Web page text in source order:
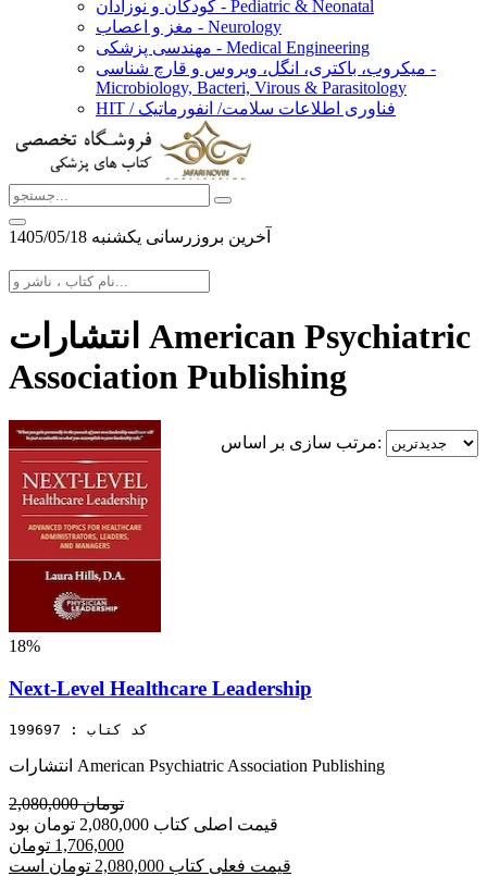
کودکان و نوزادان - Pediatric & Neonatal
مغز و اعصاب - Neurology
مهندسی پزشکی - Medical Engineering
میکروب، باکتری، انگل، ویروس و قارچ شناسی -
Microbiology, Bacteri, Virous & Parasitology
HIT / فناوری اطلاعات سلامت/ انفورماتیک
آخرین بروزرسانی يكشنبه 1405/05/18
انتشارات American Psychiatric
Association Publishing
مرتب سازی بر اساس:
18%
Next-Level Healthcare Leadership
کد کتاب : 199697
انتشارات American Psychiatric Association Publishing
2,080,000 تومان
قیمت اصلی کتاب 2,080,000 تومان بود
1,706,000 تومان
قیمت فعلی کتاب 2,080,000 تومان است